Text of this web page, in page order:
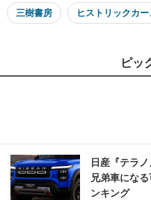
三樹書房 ヒストリックカ
ピッ
日産『テラ
兄弟車にな
ンキング